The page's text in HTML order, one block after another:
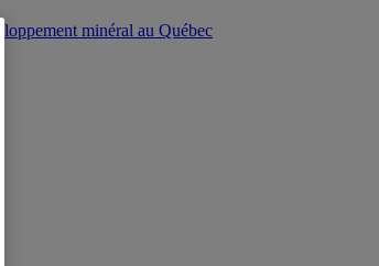
minéral au Québec